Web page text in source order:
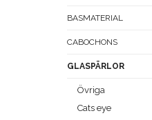
BASMATERIAL
CABOCHONS
GLASPÄRLOR
Övriga
Cats eye